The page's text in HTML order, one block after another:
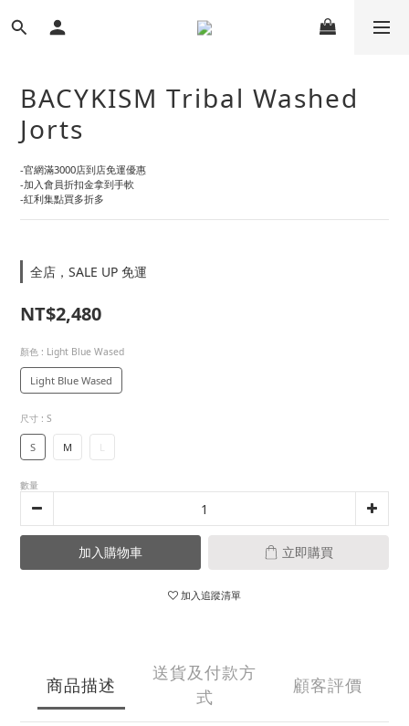
BACYKISM Tribal Washed
Jorts
-官網滿3000店到店免運優惠
-加入會員折扣金拿到手軟
-紅利集點買多折多
全店，SALE UP 免運
NT$2,480
顏色 : Light Blue Wased
Light Blue Wased
尺寸 : S
S M L
數量
加入購物車 立即購買
加入追蹤清單
商品描述
送貨及付款方
式
顧客評價